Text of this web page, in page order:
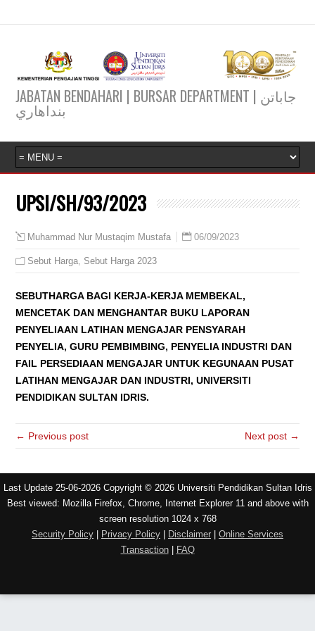
JABATAN BENDAHARI | BURSAR DEPARTMENT | جاباتن
بنداهاري
UPSI/SH/93/2023
Muhammad Nur Mustaqim Mustafa 06/09/2023
Sebut Harga, Sebut Harga 2023
SEBUTHARGA BAGI KERJA-KERJA MEMBEKAL,
MENCETAK DAN MENGHANTAR BUKU LAPORAN
PENYELIAAN LATIHAN MENGAJAR PENSYARAH
PENYELIA, GURU PEMBIMBING, PENYELIA INDUSTRI DAN
FAIL PERSEDIAAN MENGAJAR UNTUK KEGUNAAN PUSAT
LATIHAN MENGAJAR DAN INDUSTRI, UNIVERSITI
PENDIDIKAN SULTAN IDRIS.
← Previous post Next post →
Last Update 25-06-2026 Copyright © 2026 Universiti Pendidikan Sultan Idris
Best viewed: Mozilla Firefox, Chrome, Internet Explorer 11 and above with
screen resolution 1024 x 768
Security Policy Privacy Policy Disclaimer
Online Services
Transaction| FAQ